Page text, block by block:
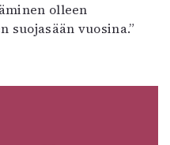
olleen
suojasään vuosina.”